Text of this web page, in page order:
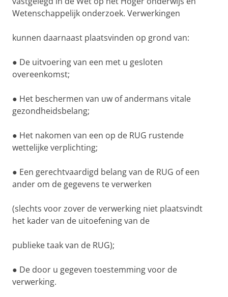
Wetenschappelijk onderzoek. Verwerkingen
kunnen daarnaast plaatsvinden op grond van:
● De uitvoering van een met u gesloten
overeenkomst;
● Het beschermen van uw of andermans vitale
gezondheidsbelang;
● Het nakomen van een op de RUG rustende
wettelijke verplichting;
● Een gerechtvaardigd belang van de RUG of een
ander om de gegevens te verwerken
(slechts voor zover de verwerking niet plaatsvindt
het kader van de uitoefening van de
publieke taak van de RUG);
● De door u gegeven toestemming voor de
verwerking.